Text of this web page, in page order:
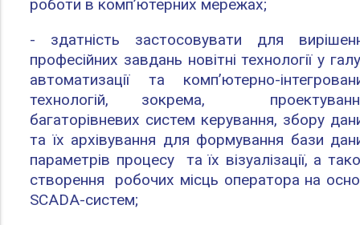
роботи в комп’ютерних мережах;
- здатність застосовувати для
професійних завдань новітні технології у
автоматизації та комп’ютерно-
технологій, зокрема,
багаторівневих систем керування, збору
та їх архівування для формування бази
параметрів процесу та їх візуалізації, а
створення робочих місць оператора на
SCADA-систем;